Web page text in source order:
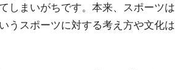
しまいがちです。本来、スポーツ
うスポーツに対する考え方や文化は